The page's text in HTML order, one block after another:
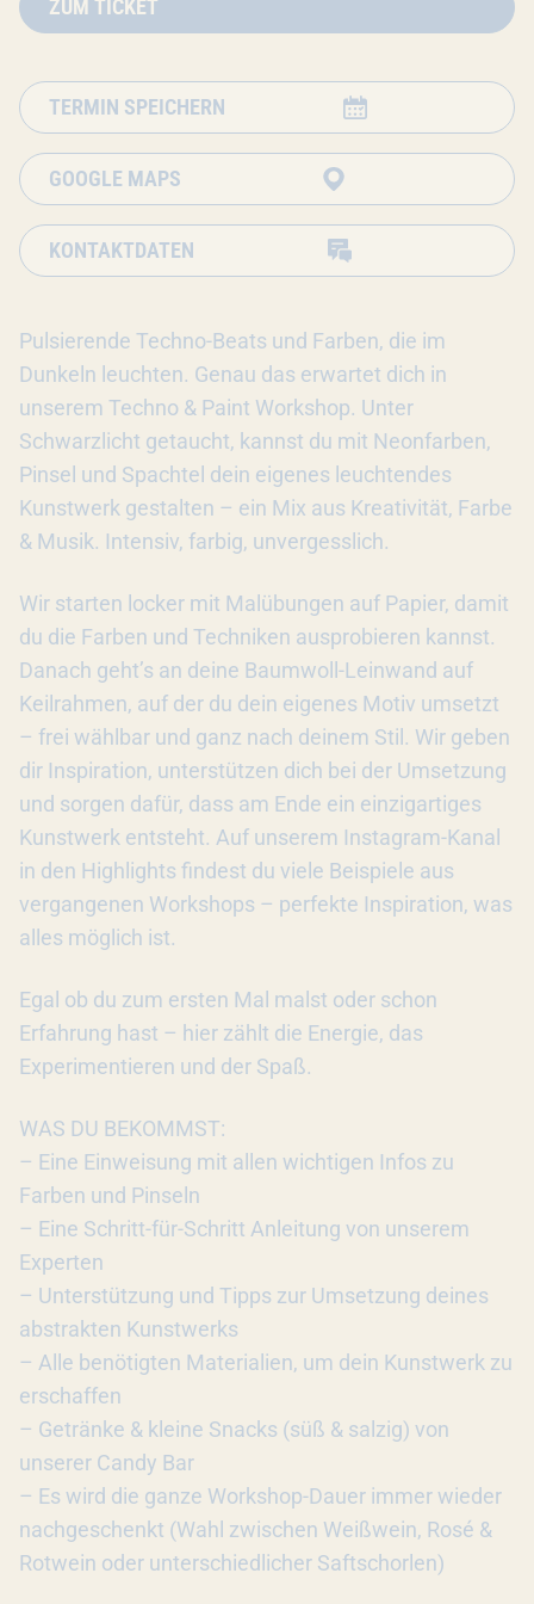
ZUM TICKET
TERMIN SPEICHERN
GOOGLE MAPS
KONTAKTDATEN
Pulsierende Techno-Beats und Farben, die im
Dunkeln leuchten. Genau das erwartet dich in
unserem Techno & Paint Workshop. Unter
Schwarzlicht getaucht, kannst du mit Neonfarben,
Pinsel und Spachtel dein eigenes leuchtendes
Kunstwerk gestalten – ein Mix aus Kreativität, Farbe
& Musik. Intensiv, farbig, unvergesslich.
Wir starten locker mit Malübungen auf Papier, damit
du die Farben und Techniken ausprobieren kannst.
Danach geht’s an deine Baumwoll-Leinwand auf
Keilrahmen, auf der du dein eigenes Motiv umsetzt
– frei wählbar und ganz nach deinem Stil. Wir geben
dir Inspiration, unterstützen dich bei der Umsetzung
und sorgen dafür, dass am Ende ein einzigartiges
Kunstwerk entsteht. Auf unserem Instagram-Kanal
in den Highlights findest du viele Beispiele aus
vergangenen Workshops – perfekte Inspiration, was
alles möglich ist.
Egal ob du zum ersten Mal malst oder schon
Erfahrung hast – hier zählt die Energie, das
Experimentieren und der Spaß.
WAS DU BEKOMMST:
– Eine Einweisung mit allen wichtigen Infos zu
Farben und Pinseln
– Eine Schritt-für-Schritt Anleitung von unserem
Experten
– Unterstützung und Tipps zur Umsetzung deines
abstrakten Kunstwerks
– Alle benötigten Materialien, um dein Kunstwerk zu
erschaffen
– Getränke & kleine Snacks (süß & salzig) von
unserer Candy Bar
– Es wird die ganze Workshop-Dauer immer wieder
nachgeschenkt (Wahl zwischen Weißwein, Rosé &
Rotwein oder unterschiedlicher Saftschorlen)